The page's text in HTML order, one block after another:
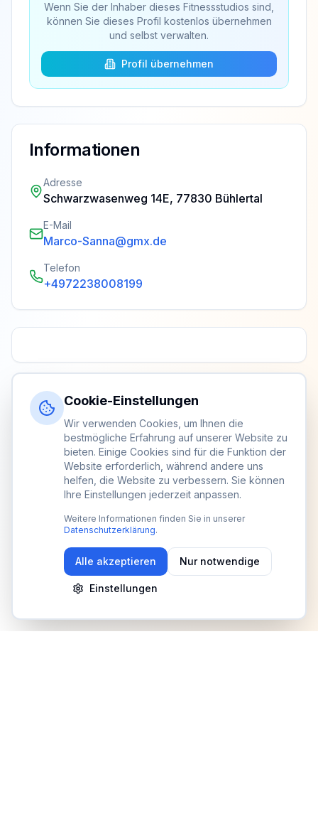
Wenn Sie der Inhaber dieses Fitnessstudios sind,
können Sie dieses Profil kostenlos übernehmen
und selbst verwalten.
Profil übernehmen
Informationen
Adresse
Schwarzwasenweg 14E, 77830 Bühlertal
E-Mail
Marco-Sanna@gmx.de
Telefon
+4972238008199
Cookie-Einstellungen
Wir verwenden Cookies, um Ihnen die
bestmögliche Erfahrung auf unserer Website zu
bieten. Einige Cookies sind für die Funktion der
Website erforderlich, während andere uns
helfen, die Website zu verbessern. Sie können
Ihre Einstellungen jederzeit anpassen.
Weitere Informationen finden Sie in unserer
Datenschutzerklärung.
Alle akzeptieren Nur notwendige
Einstellungen